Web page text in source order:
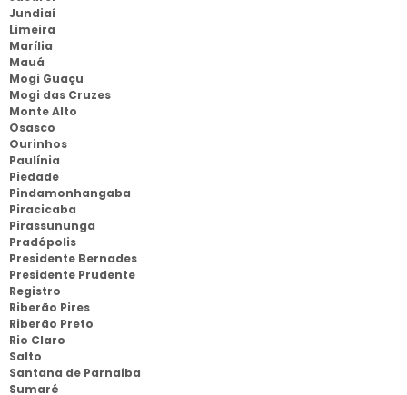
Jundiaí
Limeira
Marília
Mauá
Mogi Guaçu
Mogi das Cruzes
Monte Alto
Osasco
Ourinhos
Paulínia
Piedade
Pindamonhangaba
Piracicaba
Pirassununga
Pradópolis
Presidente Bernades
Presidente Prudente
Registro
Riberão Pires
Riberão Preto
Rio Claro
Salto
Santana de Parnaíba
Sumaré